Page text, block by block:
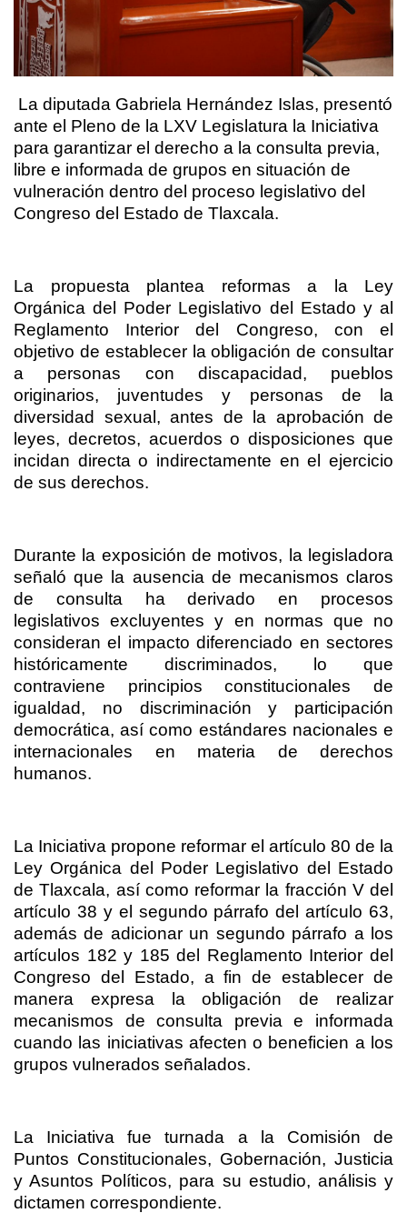
La diputada Gabriela Hernández Islas, presentó
ante el Pleno de la LXV Legislatura la Iniciativa
para garantizar el derecho a la consulta previa,
libre e informada de grupos en situación de
vulneración dentro del proceso legislativo del
Congreso del Estado de Tlaxcala.
La propuesta plantea reformas a la Ley
Orgánica del Poder Legislativo del Estado y al
Reglamento Interior del Congreso, con el
objetivo de establecer la obligación de consultar
a personas con discapacidad, pueblos
originarios, juventudes y personas de la
diversidad sexual, antes de la aprobación de
leyes, decretos, acuerdos o disposiciones que
incidan directa o indirectamente en el ejercicio
de sus derechos.
Durante la exposición de motivos, la legisladora
señaló que la ausencia de mecanismos claros
de consulta ha derivado en procesos
legislativos excluyentes y en normas que no
consideran el impacto diferenciado en sectores
históricamente discriminados, lo que
contraviene principios constitucionales de
igualdad, no discriminación y participación
democrática, así como estándares nacionales e
internacionales en materia de derechos
humanos.
La Iniciativa propone reformar el artículo 80 de la
Ley Orgánica del Poder Legislativo del Estado
de Tlaxcala, así como reformar la fracción V del
artículo 38 y el segundo párrafo del artículo 63,
además de adicionar un segundo párrafo a los
artículos 182 y 185 del Reglamento Interior del
Congreso del Estado, a fin de establecer de
manera expresa la obligación de realizar
mecanismos de consulta previa e informada
cuando las iniciativas afecten o beneficien a los
grupos vulnerados señalados.
La Iniciativa fue turnada a la Comisión de
Puntos Constitucionales, Gobernación, Justicia
y Asuntos Políticos, para su estudio, análisis y
dictamen correspondiente.